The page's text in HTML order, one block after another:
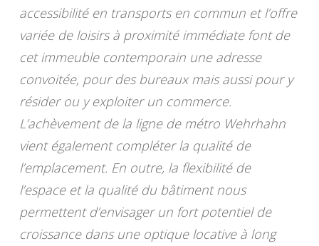
accessibilité en transports en commun et l’offre
variée de loisirs à proximité immédiate font de
cet immeuble contemporain une adresse
convoitée, pour des bureaux mais aussi pour y
résider ou y exploiter un commerce.
L’achèvement de la ligne de métro Wehrhahn
vient également compléter la qualité de
l’emplacement. En outre, la flexibilité de
l’espace et la qualité du bâtiment nous
permettent d’envisager un fort potentiel de
croissance dans une optique locative à long